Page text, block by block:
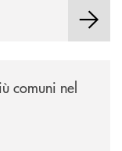
comuni nel